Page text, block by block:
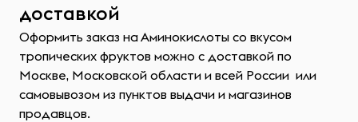
доставкой
Оформить заказ на Аминокислоты со вкусом
тропических фруктов можно с доставкой по
Москве, Московской области и всей России или
самовывозом из пунктов выдачи и магазинов
продавцов.